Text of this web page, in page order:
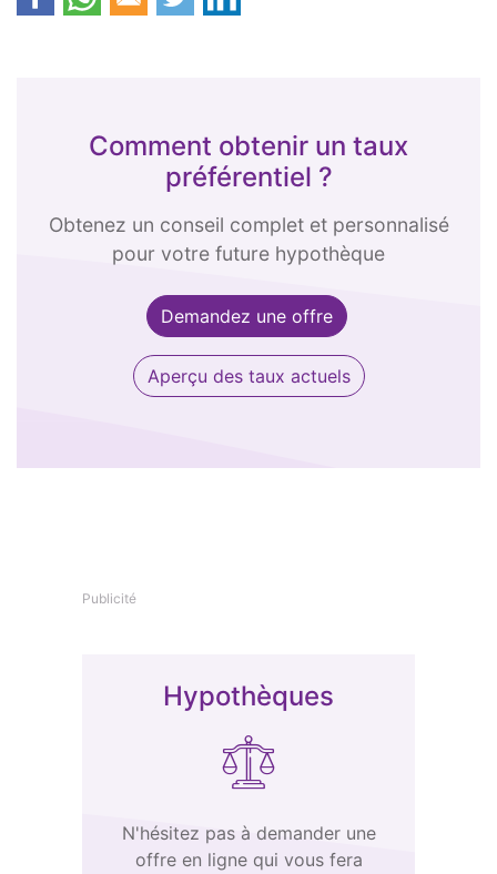
Comment obtenir un taux
préférentiel ?
Obtenez un conseil complet et personnalisé
pour votre future hypothèque
Demandez une offre
Aperçu des taux actuels
Publicité
Hypothèques
N'hésitez pas à demander une
offre en ligne qui vous fera